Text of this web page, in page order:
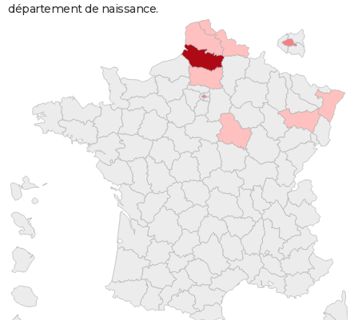
département de naissance.